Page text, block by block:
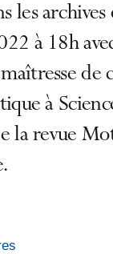
les
à 18h
de
à
la revue